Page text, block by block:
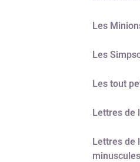
Les
Les
Les tout
Lettres de
Lettres de
minuscules